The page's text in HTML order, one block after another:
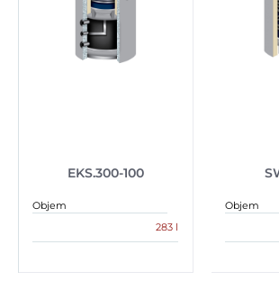
EKS.300-100
Objem
283 l
Objem